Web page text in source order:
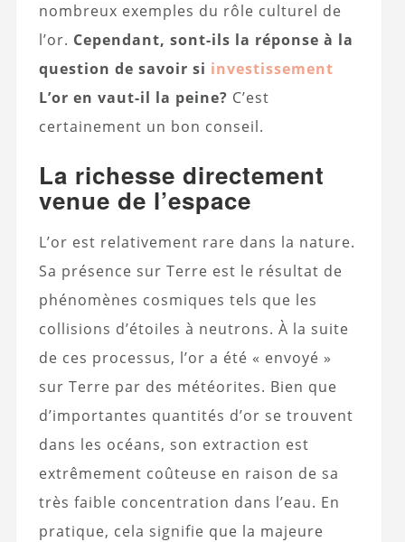
nombreux exemples du rôle culturel de
l’or. Cependant, sont-ils la réponse à la
question de savoir si investissement
L’or en vaut-il la peine? C’est
certainement un bon conseil.
La richesse directement
venue de l’espace
L’or est relativement rare dans la nature.
Sa présence sur Terre est le résultat de
phénomènes cosmiques tels que les
collisions d’étoiles à neutrons. À la suite
de ces processus, l’or a été « envoyé »
sur Terre par des météorites. Bien que
d’importantes quantités d’or se trouvent
dans les océans, son extraction est
extrêmement coûteuse en raison de sa
très faible concentration dans l’eau. En
pratique, cela signifie que la majeure